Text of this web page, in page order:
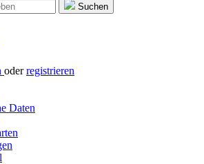
Suchen
oderregistrieren
Daten